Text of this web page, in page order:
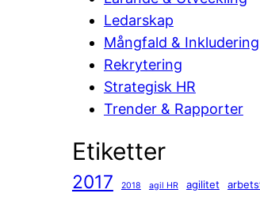
Ledarskap
Mångfald & Inkludering
Rekrytering
Strategisk HR
Trender & Rapporter
Etiketter
2017 2018 agil HR agilitet